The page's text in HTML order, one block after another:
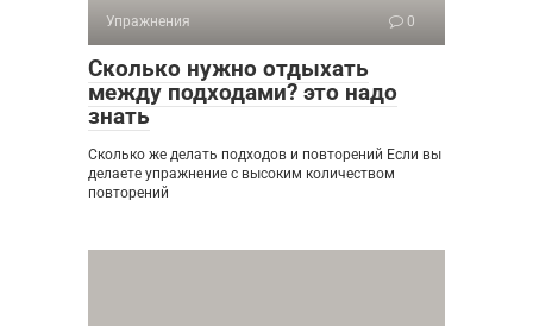
Упражнения 0
Сколько нужно отдыхать
между подходами? это надо
знать
Сколько же делать подходов и повторений Если вы
делаете упражнение с высоким количеством
повторений